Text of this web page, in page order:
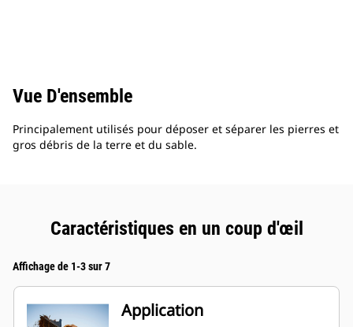
Vue D'ensemble
Principalement utilisés pour déposer et séparer les pierres et
gros débris de la terre et du sable.
Caractéristiques en un coup d'œil
Affichage de 1-3 sur 7
Application